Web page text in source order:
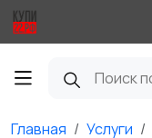
Главная Услуги